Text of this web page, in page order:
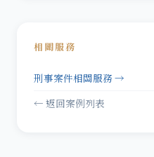
相關服務
刑事案件相關服務 →
← 返回案例列表